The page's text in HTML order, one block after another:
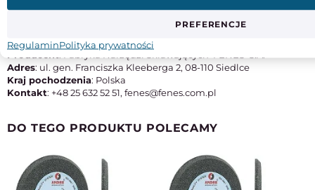
Adres: ul. gen. Franciszka Kleeberga 2, 08-110 Siedlce
Kraj pochodzenia: Polska
Kontakt: +48 25 632 52 51, fenes@fenes.com.pl
DO TEGO PRODUKTU POLECAMY
PREFERENCJE
RegulaminPolityka prywatności